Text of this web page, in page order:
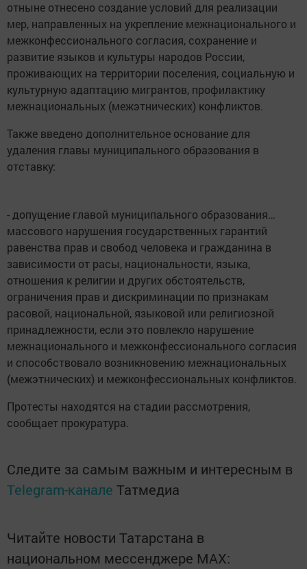
отныне отнесено создание условий для реализации
мер, направленных на укрепление межнационального и
межконфессионального согласия, сохранение и
развитие языков и культуры народов России,
проживающих на территории поселения, социальную и
культурную адаптацию мигрантов, профилактику
межнациональных (межэтнических) конфликтов.
Также введено дополнительное основание для
удаления главы муниципального образования в
отставку:
- допущение главой муниципального образования…
массового нарушения государственных гарантий
равенства прав и свобод человека и гражданина в
зависимости от расы, национальности, языка,
отношения к религии и других обстоятельств,
ограничения прав и дискриминации по признакам
расовой, национальной, языковой или религиозной
принадлежности, если это повлекло нарушение
межнационального и межконфессионального согласия
и способствовало возникновению межнациональных
(межэтнических) и межконфессиональных конфликтов.
Протесты находятся на стадии рассмотрения,
сообщает прокуратура.
Следите за самым важным и интересным в
Telegram-канале Татмедиа
Читайте новости Татарстана в
национальном мессенджере MАХ: